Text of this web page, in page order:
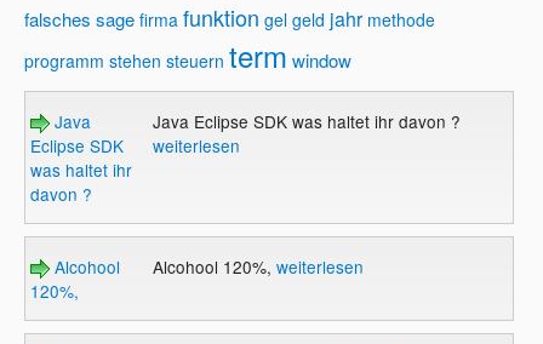
falsches sage firma funktion gel geld jahr methode
programm stehen steuern term window
Java
Eclipse SDK
was haltet ihr
davon ?
Java Eclipse SDK was haltet ihr davon ?
weiterlesen
Alcohool
120%,
Alcohool 120%, weiterlesen